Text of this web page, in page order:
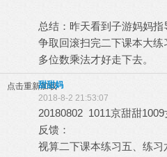
总结：昨天看到子游妈妈
争取回滚扫完二下课本大
多位数乘法才好走下去。
点击重新加载
甜甜妈
2018-8-2 21:53:07
20180802 1011京甜甜1009
反馈：
视算二下课本练习五、练